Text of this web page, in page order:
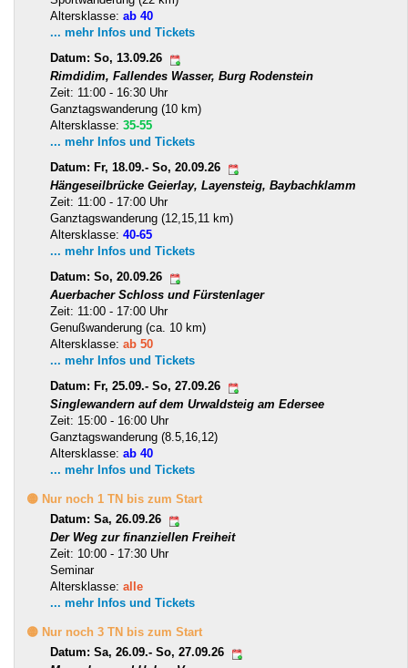
Altersklasse: ab 40
... mehr Infos und Tickets
Datum: So, 13.09.26
Rimdidim, Fallendes Wasser, Burg Rodenstein
Zeit: 11:00 - 16:30 Uhr
Ganztagswanderung (10 km)
Altersklasse: 35-55
... mehr Infos und Tickets
Datum: Fr, 18.09.- So, 20.09.26
Hängeseilbrücke Geierlay, Layensteig, Baybachklamm
Zeit: 11:00 - 17:00 Uhr
Ganztagswanderung (12,15,11 km)
Altersklasse: 40-65
... mehr Infos und Tickets
Datum: So, 20.09.26
Auerbacher Schloss und Fürstenlager
Zeit: 11:00 - 17:00 Uhr
Genußwanderung (ca. 10 km)
Altersklasse: ab 50
... mehr Infos und Tickets
Datum: Fr, 25.09.- So, 27.09.26
Singlewandern auf dem Urwaldsteig am Edersee
Zeit: 15:00 - 16:00 Uhr
Ganztagswanderung (8.5,16,12)
Altersklasse: ab 40
... mehr Infos und Tickets
🟡 Nur noch 1 TN bis zum Start
Datum: Sa, 26.09.26
Der Weg zur finanziellen Freiheit
Zeit: 10:00 - 17:30 Uhr
Seminar
Altersklasse: alle
... mehr Infos und Tickets
🟡 Nur noch 3 TN bis zum Start
Datum: Sa, 26.09.- So, 27.09.26